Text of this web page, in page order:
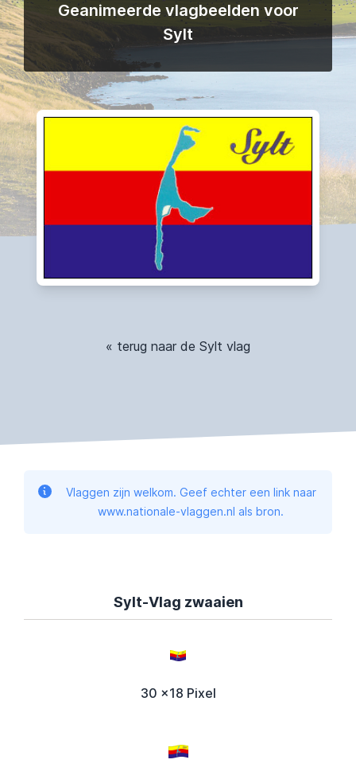
Geanimeerde vlagbeelden voor
Sylt
« terug naar de Sylt vlag
Vlaggen zijn welkom. Geef echter een link naar
www.nationale-vlaggen.nl als bron.
Sylt-Vlag zwaaien
30 x18 Pixel